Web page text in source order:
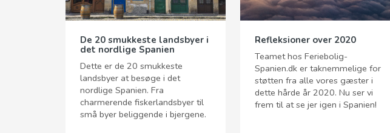
De 20 smukkeste landsbyer i
det nordlige Spanien
Dette er de 20 smukkeste
landsbyer at besøge i det
nordlige Spanien. Fra
charmerende fiskerlandsbyer til
små byer beliggende i bjergene.
Refleksioner over 2020
Teamet hos Feriebolig-
Spanien.dk er taknemmelige for
støtten fra alle vores gæster i
dette hårde år 2020. Nu ser vi
frem til at se jer igen i Spanien!